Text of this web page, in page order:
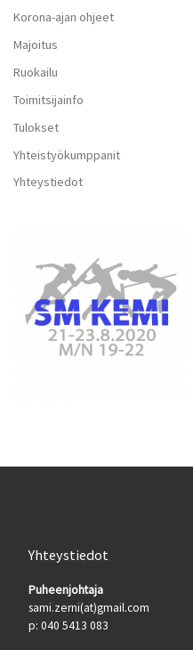
Korona-ajan ohjeet
Majoitus
Ruokailu
Toimitsijainfo
Tulokset
Yhteistyökumppanit
Yhteystiedot
Yhteystiedot
Puheenjohtaja
sami.zerni(at)gmail.com
p: 040 5413 083